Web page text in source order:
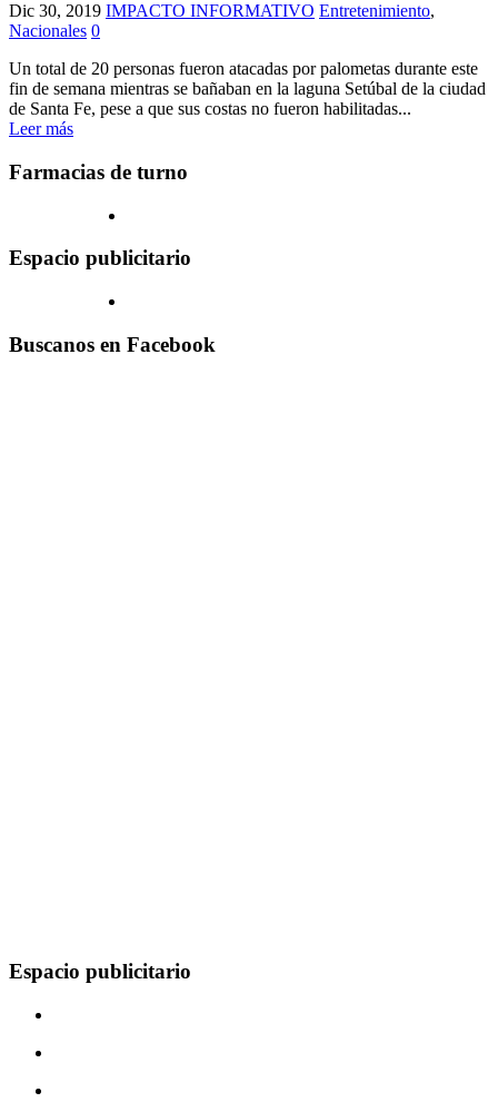
Dic 30, 2019 IMPACTO INFORMATIVO Entretenimiento,
Nacionales 0
Un total de 20 personas fueron atacadas por palometas durante este
fin de semana mientras se bañaban en la laguna Setúbal de la ciudad
de Santa Fe, pese a que sus costas no fueron habilitadas...
Leer más
Farmacias de turno
Espacio publicitario
Buscanos en Facebook
Espacio publicitario